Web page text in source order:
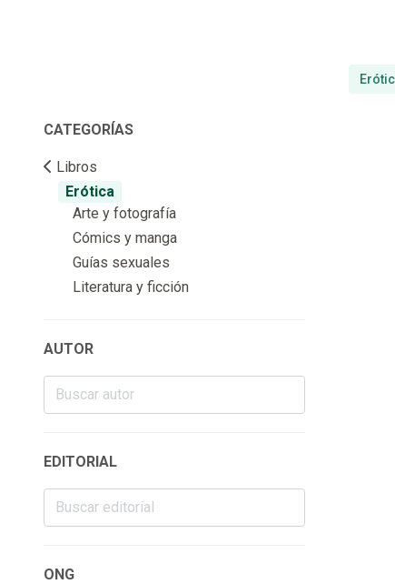
CATEGORÍAS
Libros
Erótica
Arte y fotografía
Cómics y manga
Guías sexuales
Literatura y ficción
AUTOR
EDITORIAL
ONG